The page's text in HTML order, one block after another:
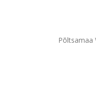
Põltsamaa